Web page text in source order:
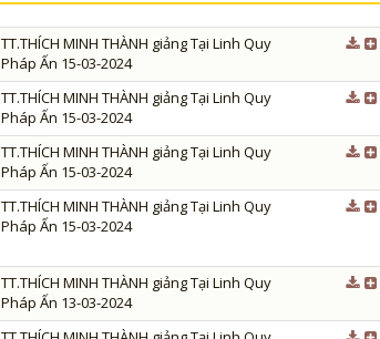
TT.THÍCH MINH THÀNH giảng Tại Linh Quy
Pháp Ấn 15-03-2024
TT.THÍCH MINH THÀNH giảng Tại Linh Quy
Pháp Ấn 15-03-2024
TT.THÍCH MINH THÀNH giảng Tại Linh Quy
Pháp Ấn 15-03-2024
TT.THÍCH MINH THÀNH giảng Tại Linh Quy
Pháp Ấn 15-03-2024
TT.THÍCH MINH THÀNH giảng Tại Linh Quy
Pháp Ấn 13-03-2024